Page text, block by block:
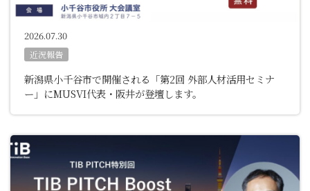
2026.07.30
近況報告
新潟県小千谷市で開催される「第2回 外部人材活用セミナ
ー」にMUSVI代表・阪井が登壇します。